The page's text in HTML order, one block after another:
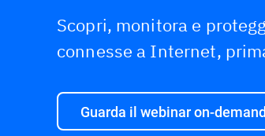
Scopri, monitora e
connesse a Internet,
Guarda il webinar on-demand